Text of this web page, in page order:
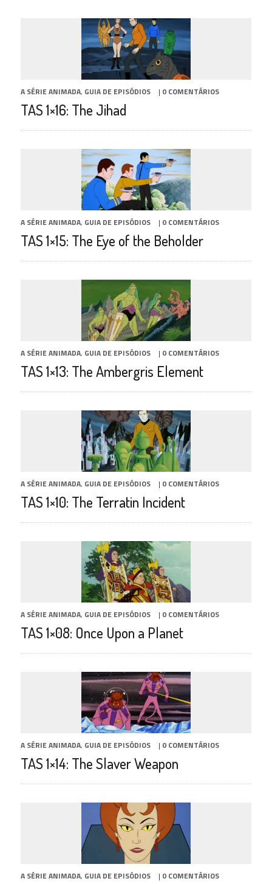
A SÉRIE ANIMADA, GUIA DE EPISÓDIOS | 0 COMENTÁRIOS
TAS 1×16: The Jihad
A SÉRIE ANIMADA, GUIA DE EPISÓDIOS | 0 COMENTÁRIOS
TAS 1×15: The Eye of the Beholder
A SÉRIE ANIMADA, GUIA DE EPISÓDIOS | 0 COMENTÁRIOS
TAS 1×13: The Ambergris Element
A SÉRIE ANIMADA, GUIA DE EPISÓDIOS | 0 COMENTÁRIOS
TAS 1×10: The Terratin Incident
A SÉRIE ANIMADA, GUIA DE EPISÓDIOS | 0 COMENTÁRIOS
TAS 1×08: Once Upon a Planet
A SÉRIE ANIMADA, GUIA DE EPISÓDIOS | 0 COMENTÁRIOS
TAS 1×14: The Slaver Weapon
A SÉRIE ANIMADA, GUIA DE EPISÓDIOS | 0 COMENTÁRIOS